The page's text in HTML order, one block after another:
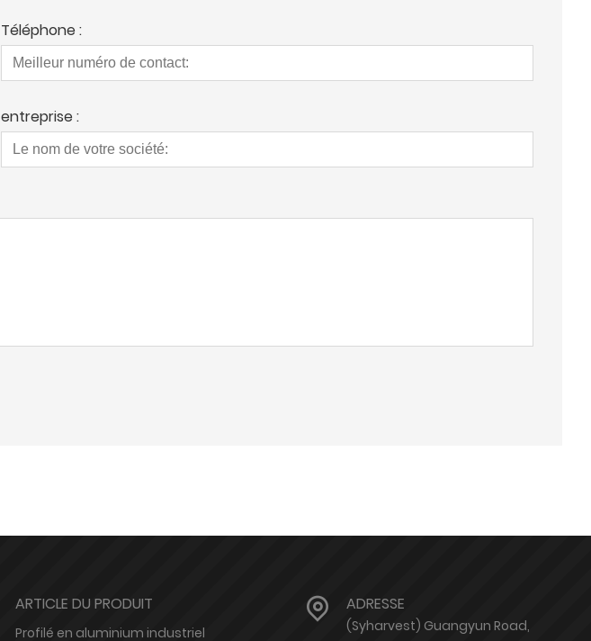
Téléphone :
entreprise :
ARTICLE DU PRODUIT
Profilé en aluminium industriel
ADRESSE
(Syharvest) Guangyun Road,